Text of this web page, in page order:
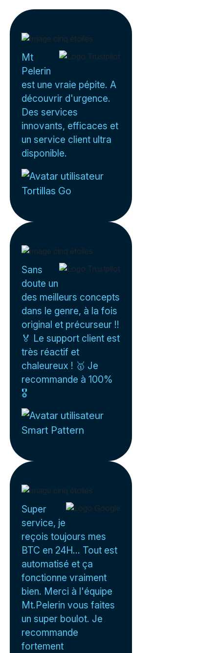
Mt
Pelerin
est une vraie pépite. A
découvrir d'urgence.
Des services
innovants, efficaces et
un service client ultra
disponible.
Tortillas Go
Sans
doute un
des meilleurs concepts
dans le genre, à la fois
original et précurseur !!
🏅 Le support client est
très réactif et
chaleureux ! 🥇 Je
recommande à 100%
🎖️
Smart Pattern
Super
service, je
reçois toujours mes
BTC en 24H... Tout est
automatisé et ça
fonctionne vraiment
bien. Merci à l'équipe
Mt.Pelerin vous faites
un super boulot. Je
recommande
fortement